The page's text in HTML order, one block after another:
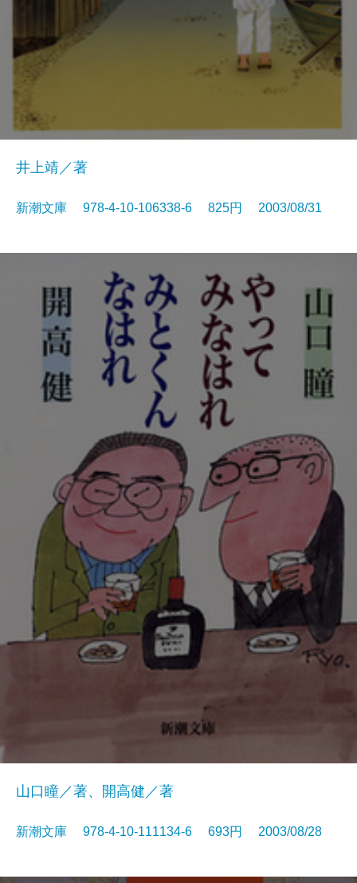
井上靖／著
新潮文庫 978-4-10-106338-6 825円 2003/08/31
山口瞳／著、開高健／著
新潮文庫 978-4-10-111134-6 693円 2003/08/28